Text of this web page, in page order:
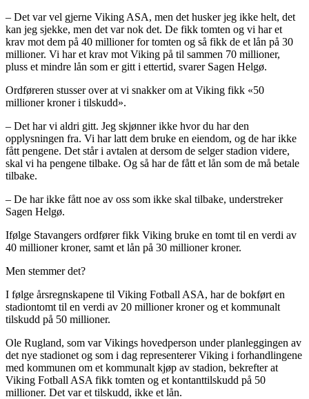
– Det var vel gjerne Viking ASA, men det husker jeg ikke helt, det
kan jeg sjekke, men det var nok det. De fikk tomten og vi har et
krav mot dem på 40 millioner for tomten og så fikk de et lån på 30
millioner. Vi har et krav mot Viking på til sammen 70 millioner,
pluss et mindre lån som er gitt i ettertid, svarer Sagen Helgø.
Ordføreren stusser over at vi snakker om at Viking fikk «50
millioner kroner i tilskudd».
– Det har vi aldri gitt. Jeg skjønner ikke hvor du har den
opplysningen fra. Vi har latt dem bruke en eiendom, og de har ikke
fått pengene. Det står i avtalen at dersom de selger stadion videre,
skal vi ha pengene tilbake. Og så har de fått et lån som de må betale
tilbake.
– De har ikke fått noe av oss som ikke skal tilbake, understreker
Sagen Helgø.
Ifølge Stavangers ordfører fikk Viking bruke en tomt til en verdi av
40 millioner kroner, samt et lån på 30 millioner kroner.
Men stemmer det?
I følge årsregnskapene til Viking Fotball ASA, har de bokført en
stadiontomt til en verdi av 20 millioner kroner og et kommunalt
tilskudd på 50 millioner.
Ole Rugland, som var Vikings hovedperson under planleggingen av
det nye stadionet og som i dag representerer Viking i forhandlingene
med kommunen om et kommunalt kjøp av stadion, bekrefter at
Viking Fotball ASA fikk tomten og et kontanttilskudd på 50
millioner. Det var et tilskudd, ikke et lån.